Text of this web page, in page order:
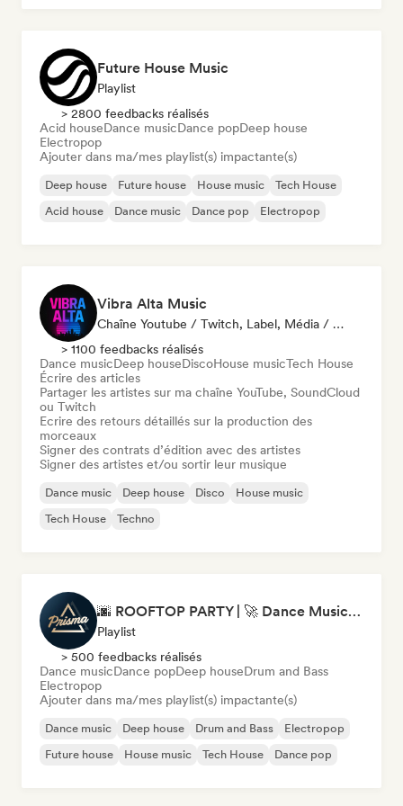
Future House Music
Playlist
> 2800 feedbacks réalisés
Acid houseDance musicDance popDeep house
Electropop
Ajouter dans ma/mes playlist(s) impactante(s)
Deep house Future house House music
Tech House
Acid house
Dance music Dance pop Electropop
Vibra Alta Music
Chaîne Youtube / Twitch, Label, Média / Journaliste, Éditeur, Spécialiste Son
> 1100 feedbacks réalisés
Dance musicDeep houseDiscoHouse musicTech House
Écrire des articles
Partager les artistes sur ma chaîne YouTube, SoundCloud
ou Twitch
Ecrire des retours détaillés sur la production des
morceaux
Signer des contrats d’édition avec des artistes
Signer des artistes et/ou sortir leur musique
Dance music Deep house Disco
House music
Tech House
Techno
🌆 ROOFTOP PARTY | 🚀 Dance Music Mix 2026 by Prisma Records
Playlist
> 500 feedbacks réalisés
Dance musicDance popDeep houseDrum and Bass
Electropop
Ajouter dans ma/mes playlist(s) impactante(s)
Dance music Deep house Drum and Bass
Electropop
Future house
House music Tech House Dance pop